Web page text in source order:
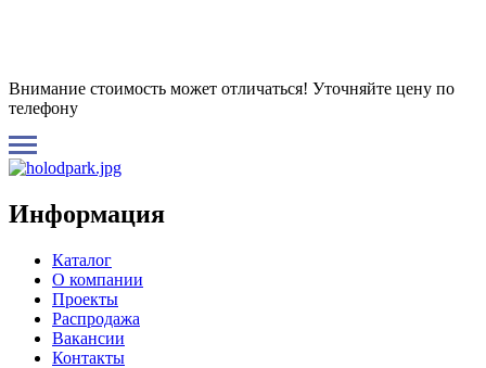
Внимание стоимость может отличаться! Уточняйте цену по
телефону
Информация
Каталог
О компании
Проекты
Распродажа
Вакансии
Контакты